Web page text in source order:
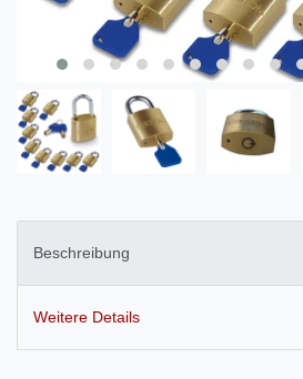
Beschreibung
Weitere Details